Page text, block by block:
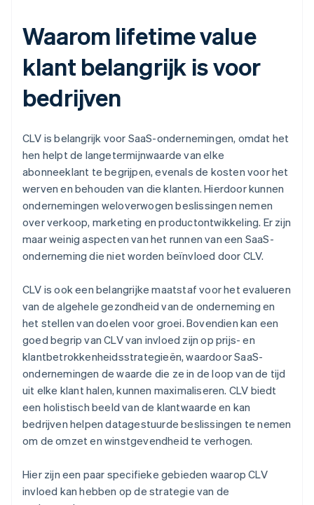
Waarom lifetime value
klant belangrijk is voor
bedrijven
CLV is belangrijk voor SaaS-ondernemingen, omdat het
hen helpt de langetermijnwaarde van elke
abonneeklant te begrijpen, evenals de kosten voor het
werven en behouden van die klanten. Hierdoor kunnen
ondernemingen weloverwogen beslissingen nemen
over verkoop, marketing en productontwikkeling. Er zijn
maar weinig aspecten van het runnen van een SaaS-
onderneming die niet worden beïnvloed door CLV.
CLV is ook een belangrijke maatstaf voor het evalueren
van de algehele gezondheid van de onderneming en
het stellen van doelen voor groei. Bovendien kan een
goed begrip van CLV van invloed zijn op prijs- en
klantbetrokkenheidsstrategieën, waardoor SaaS-
ondernemingen de waarde die ze in de loop van de tijd
uit elke klant halen, kunnen maximaliseren. CLV biedt
een holistisch beeld van de klantwaarde en kan
bedrijven helpen datagestuurde beslissingen te nemen
om de omzet en winstgevendheid te verhogen.
Hier zijn een paar specifieke gebieden waarop CLV
invloed kan hebben op de strategie van de